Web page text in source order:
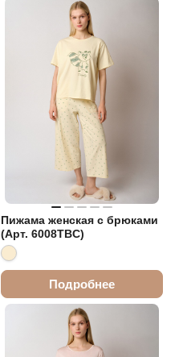
Пижама женская с брюками
(Арт. 6008TBC)
Подробнее